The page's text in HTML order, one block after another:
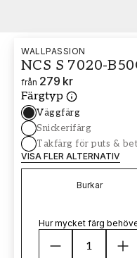
WALLPASSION
NCS S 7020-
från 279 kr
Färgtyp
Väggfärg
Snickerifärg
Takfärg för puts &
VISA FLER ALTERNATIV
Burkar
Hur mycket färg